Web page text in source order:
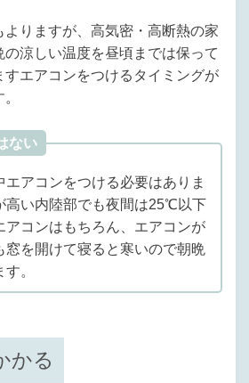
よりますが、高気密・高断熱の家
涼しい温度を昼頃までは保って
すエアコンをつけるタイミングが
ない
アコンをつける必要はありま
高い内陸部でも夜間は25℃以下
アコンはもちろん、エアコンが
窓を開けて寝ると寒いので朝晩
。
かる